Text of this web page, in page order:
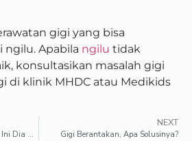
gigi yang bisa
Apabila ngilu tidak
konsultasikan masalah gigi
di klinik MHDC atau Medikids
Gigi Sakit Saat Mengunyah, Ini Dia Artinya
NEXT
Gigi Berantakan, Apa Solusinya?